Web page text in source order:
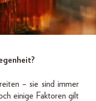
– sie sind immer
einige Faktoren gilt